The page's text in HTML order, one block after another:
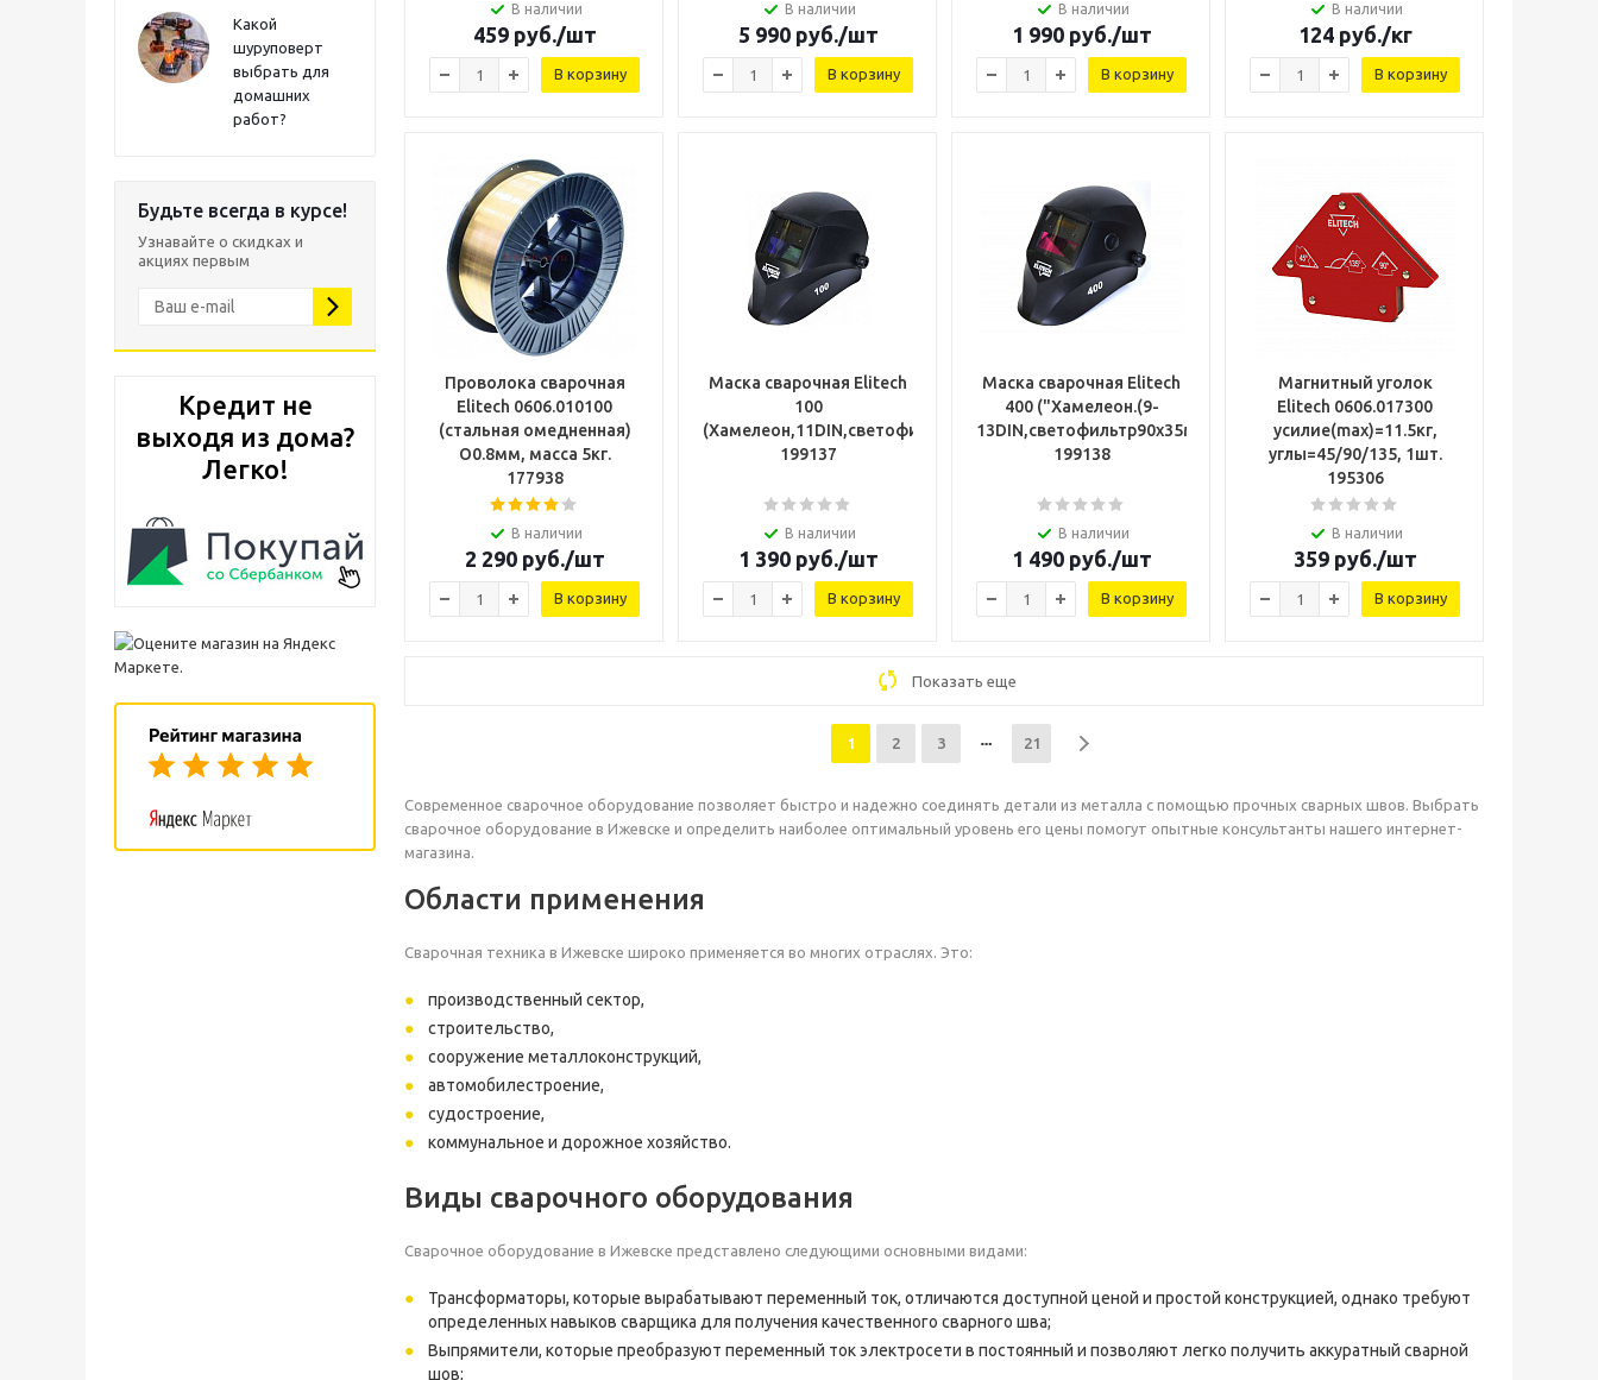
Какой
шуруповерт
выбрать для
домашних
работ?
Будьте всегда в курсе!
Узнавайте о скидках и
акциях первым
Кредит не
выходя из дома?
Легко!
В наличии
459руб./шт
В корзину
В наличии
5 990руб./шт
В корзину
В наличии
1 990руб./шт
В корзину
В наличии
124руб./кг
В корзину
Проволока сварочная
Elitech 0606.010100
(стальная омедненная)
O0.8мм, масса 5кг.
177938
В наличии
2 290руб./шт
В корзину
Маска сварочная Elitech
100
(Хамелеон,11DIN,светофильтр90х35мм,0.1мс,0.36кг,черная)
199137
В наличии
1 390руб./шт
В корзину
Маска сварочная Elitech
400 ("Хамелеон.(9-
13DIN,светофильтр90х35мм,0.1мс,шлиф,0.38кг)
199138
В наличии
1 490руб./шт
В корзину
Магнитный уголок
Elitech 0606.017300
усилие(max)=11.5кг,
углы=45/90/135, 1шт.
195306
В наличии
359руб./шт
В корзину
Показать еще
1 2 3 21
Современное сварочное оборудование позволяет быстро и надежно соединять детали из металла с помощью прочных сварных швов. Выбрать
сварочное оборудование в Ижевске и определить наиболее оптимальный уровень его цены помогут опытные консультанты нашего интернет-
магазина.
Области применения
Сварочная техника в Ижевске широко применяется во многих отраслях. Это:
производственный сектор,
строительство,
сооружение металлоконструкций,
автомобилестроение,
судостроение,
коммунальное и дорожное хозяйство.
Виды сварочного оборудования
Сварочное оборудование в Ижевске представлено следующими основными видами:
Трансформаторы, которые вырабатывают переменный ток, отличаются доступной ценой и простой конструкцией, однако требуют
определенных навыков сварщика для получения качественного сварного шва;
Выпрямители, которые преобразуют переменный ток электросети в постоянный и позволяют легко получить аккуратный сварной
шов;